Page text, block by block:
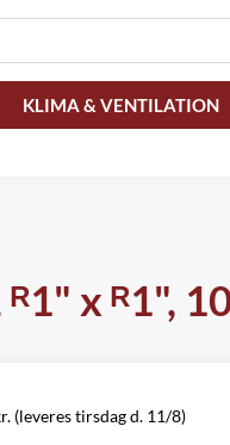
KLIMA & VENTILATION
x ᴿ1",
(leveres tirsdag d. 11/8)